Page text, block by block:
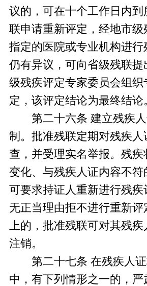
议的，可在十个工作日内到
联申请重新评定，经地市级
指定的医院或专业机构进行
仍有异议，可向省级残联
级残疾评定专家委员会组织
定，该评定结论为最终结论
第二十六条 建立残疾人
制。批准残联定期对残疾
查，并受理实名举报。残疾
变化、与残疾人证内容不符
可要求持证人重新进行残疾
无正当理由拒不进行重新评
上的，批准残联可对其残疾
注销。
第二十七条 在残疾人证
中，有下列情形之一的，严